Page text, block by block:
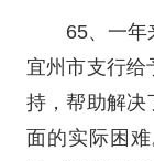
65、一年
宜州市支行给
持，帮助解决
面的实际困